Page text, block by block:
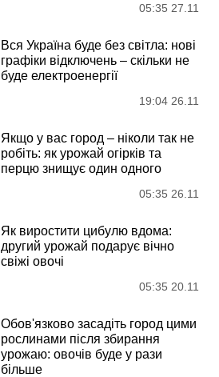
05:35 27.11
Вся Україна буде без світла: нові
графіки відключень – скільки не
буде електроенергії
19:04 26.11
Якщо у вас город – ніколи так не
робіть: як урожай огірків та
перцю знищує один одного
05:35 26.11
Як виростити цибулю вдома:
другий урожай подарує вічно
свіжі овочі
05:35 20.11
Обов'язково засадіть город цими
рослинами після збирання
урожаю: овочів буде у рази
більше